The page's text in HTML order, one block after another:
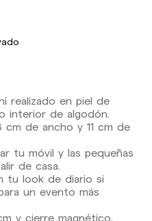
realizado en piel de
interior de algodón.
cm de ancho y 11 cm de
tu móvil y las pequeñas
de casa.
tu look de diario si
un evento más
y cierre magnético.
Excepto pre-
días laborables.
Excepto
10-13
orders.Por favor,